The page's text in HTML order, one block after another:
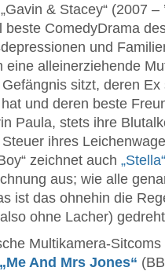
& Stacey“ (2007 –
beste ComedyDrama
und
eine alleinerziehende
sitzt, deren
und deren beste
Paula, stets ihre
ihres
zeichnet auch „Stella“
aus; wie alle
ist das ohnehin die
ohne Lacher)
Multikamera-
„Me And Mrs Jones“